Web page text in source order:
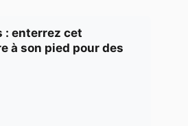
: enterrez cet
à son pied pour des